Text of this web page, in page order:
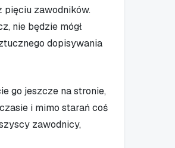
zawodników.
nie będzie mógł
dopisywania
go jeszcze na stronie,
i mimo starań coś
zawodnicy,